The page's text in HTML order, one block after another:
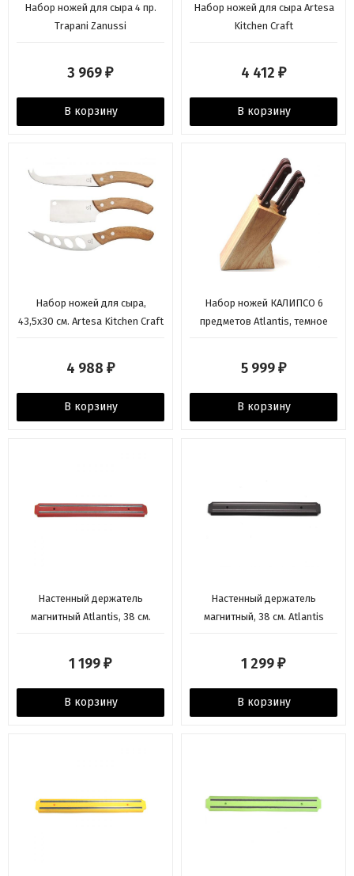
Набор ножей для сыра 4 пр.
Trapani Zanussi
3 969 ₽
В корзину
Набор ножей для сыра Artesa
Kitchen Craft
4 412 ₽
В корзину
Набор ножей для сыра,
43,5х30 см. Artesa Kitchen Craft
4 988 ₽
В корзину
Набор ножей КАЛИПСО 6
предметов Atlantis, темное
5 999 ₽
В корзину
Настенный держатель
магнитный Atlantis, 38 см.
1 199 ₽
В корзину
Настенный держатель
магнитный, 38 см. Atlantis
1 299 ₽
В корзину